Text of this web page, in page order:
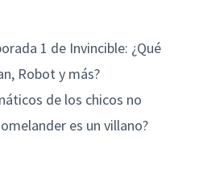
1 de Invincible: ¿Qué
Robot y más?
de los chicos no
es un villano?